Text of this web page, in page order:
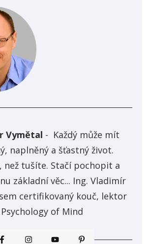
Vymětal - Každý může mít
naplněný a šťastný život.
než tušíte. Stačí pochopit a
základní věc... Ing. Vladimír
certifikovaný kouč, lektor
Psychology of Mind